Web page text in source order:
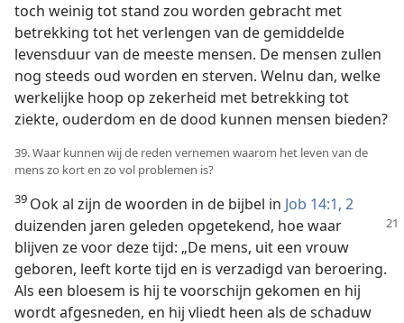
toch weinig tot stand zou worden gebracht met
betrekking tot het verlengen van de gemiddelde
levensduur van de meeste mensen. De mensen zullen
nog steeds oud worden en sterven. Welnu dan, welke
werkelijke hoop op zekerheid met betrekking tot
ziekte, ouderdom en de dood kunnen mensen bieden?
39. Waar kunnen wij de reden vernemen waarom het leven van de
mens zo kort en zo vol problemen is?
39 Ook al zijn de woorden in de bijbel in Job 14:1, 2
duizenden jaren geleden opgetekend, hoe waar
blijven ze voor deze tijd: „De mens, uit een vrouw
geboren, leeft korte tijd en is verzadigd van beroering.
Als een bloesem is hij te voorschijn gekomen en hij
wordt afgesneden, en hij vliedt heen als de schaduw